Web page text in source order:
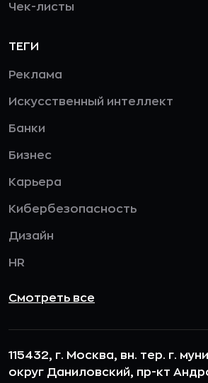
Чек-листы
ТЕГИ
Реклама
Искусственный интеллект
Банки
Бизнес
Карьера
Кибербезопасность
Дизайн
HR
Смотреть все
115432, г. Москва, вн. тер. г.
округ Даниловский, пр-кт